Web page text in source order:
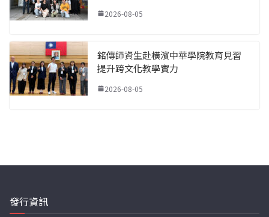
2026-08-05
銘傳師資生赴橫濱中華學院教育見習
提升跨文化教學實力
2026-08-05
發行資訊